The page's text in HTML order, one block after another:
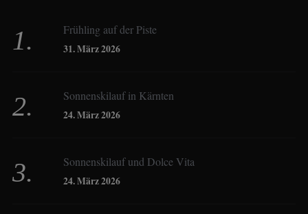
Birgit Werner
Christoph Schrahe
Frühling auf der Piste
31. März 2026
Sonnenskilauf in Kärnten
24. März 2026
Sonnenskilauf und Dolce Vita
24. März 2026